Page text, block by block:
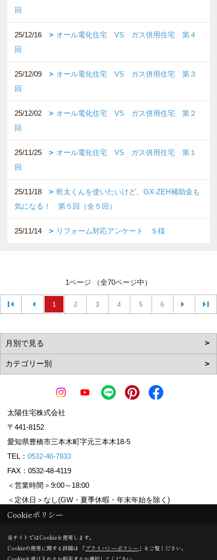
回
25/12/16
オール電化住宅 VS ガス併用住宅 第４
回
25/12/09
オール電化住宅 VS ガス併用住宅 第３
回
25/12/02
オール電化住宅 VS ガス併用住宅 第２
回
25/11/25
オール電化住宅 VS ガス併用住宅 第１
回
25/11/18
乾太くんを使いたいけど、GX-ZEH補助金も
気になる！ 第５回（全５回）
25/11/14 リフォーム対応アンケート Ｓ様
1ページ （全70ページ中）
1 2 3 4 5 6
太陽住宅株式会社
〒441-8152
愛知県豊橋市三本木町字元三本木18-5
TEL： 0532-46-7833
FAX：0532-48-4119
＜営業時間＞9:00～18:00
＜定休日＞なし(GW・夏季休暇・年末年始を除く)
Copyright (c) Taiyoujyutaku. All Rights Reserved.
Produced byゴデスクリエイト
Cookieポリシー
当サイトではCookieを使用します。
Cookieの使用に関する詳細は 「プライバシーポリシー 」をご覧ください。